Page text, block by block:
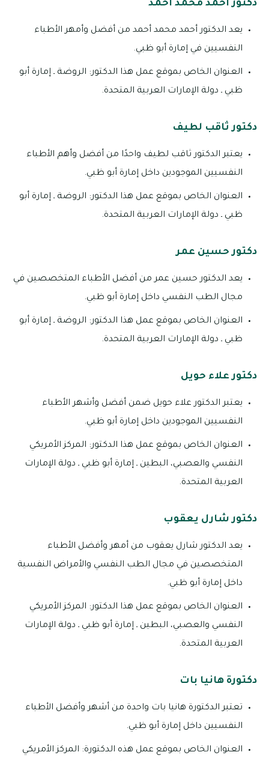
دكتور أحمد محمد أحمد
يعد الدكتور أحمد محمد أحمد من أفضل وأمهر الأطباء
النفسيين في إمارة أبو ظبي.
العنوان الخاص بموقع عمل هذا الدكتور: الروضة ـ إمارة أبو
ظبي ـ دولة الإمارات العربية المتحدة.
دكتور ثاقب لطيف
يعتبر الدكتور ثاقب لطيف واحدًا من أفضل وأهم الأطباء
النفسيين الموجودين داخل إمارة أبو ظبي.
العنوان الخاص بموقع عمل هذا الدكتور: الروضة ـ إمارة أبو
ظبي ـ دولة الإمارات العربية المتحدة.
دكتور حسين عمر
يعد الدكتور حسين عمر من أفضل الأطباء المتخصصين في
مجال الطب النفسي داخل إمارة أبو ظبي.
العنوان الخاص بموقع عمل هذا الدكتور: الروضة ـ إمارة أبو
ظبي ـ دولة الإمارات العربية المتحدة.
دكتور علاء حويل
يعتبر الدكتور علاء حويل ضمن أفضل وأشهر الأطباء
النفسيين الموجودين داخل إمارة أبو ظبي.
العنوان الخاص بموقع عمل هذا الدكتور: المركز الأمريكي
النفسي والعصبي، البطين ـ إمارة أبو ظبي ـ دولة الإمارات
العربية المتحدة.
دكتور شارل يعقوب
يعد الدكتور شارل يعقوب من أمهر وأفضل الأطباء
المتخصصين في مجال الطب النفسي والأمراض النفسية
داخل إمارة أبو ظبي.
العنوان الخاص بموقع عمل هذا الدكتور: المركز الأمريكي
النفسي والعصبي، البطين ـ إمارة أبو ظبي ـ دولة الإمارات
العربية المتحدة.
دكتورة هانيا بات
تعتبر الدكتورة هانيا بات واحدة من أشهر وأفضل الأطباء
النفسيين داخل إمارة أبو ظبي.
العنوان الخاص بموقع عمل هذه الدكتورة: المركز الأمريكي